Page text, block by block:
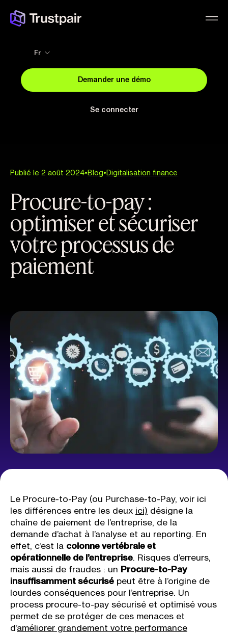
Demander une démo
Se connecter
Fr
Publié le 2 août 2024• Blog• Digitalisation finance
Procure-to-pay :
optimiser et sécuriser
votre processus de
paiement
Le Procure-to-Pay (ou Purchase-to-Pay, voir ici
les différences entre les deux ici) désigne la
chaîne de paiement de l’entreprise, de la
demande d’achat à l’analyse et au reporting. En
effet, c’est la colonne vertébrale et
opérationnelle de l’entreprise. Risques d’erreurs,
mais aussi de fraudes : un Procure-to-Pay
insuffisamment sécurisé peut être à l’origine de
lourdes conséquences pour l’entreprise. Un
process procure-to-pay sécurisé et optimisé vous
permet de se protéger de ces menaces et
d’améliorer grandement votre performance